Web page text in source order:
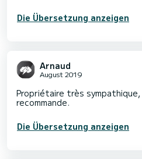
Die Übersetzung anzeigen
Arnaud
August 2019
Propriétaire très
recommande.
Die Übersetzung anzeigen